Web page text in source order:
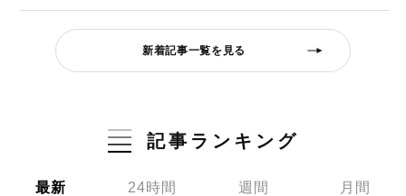
新着記事一覧を見る
記事ランキング
最新 24時間 週間 月間